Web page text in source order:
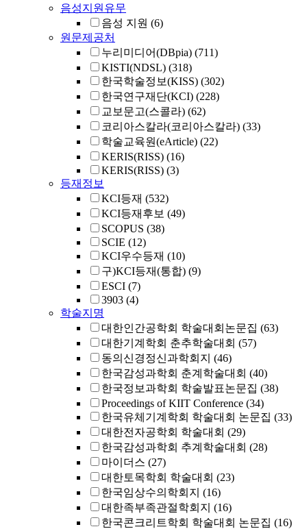
음성지원유무
음성 지원 (6)
원문제공처
누리미디어(DBpia) (711)
KISTI(NDSL) (318)
한국학술정보(KISS) (302)
한국연구재단(KCI) (228)
교보문고(스콜라) (62)
코리아스칼라(코리아스칼라) (33)
학술교육원(eArticle) (22)
KERIS(RISS) (16)
KERIS(RISS) (3)
등재정보
KCI등재 (532)
KCI등재후보 (49)
SCOPUS (38)
SCIE (12)
KCI우수등재 (10)
구)KCI등재(통합) (9)
ESCI (7)
3903 (4)
학술지명
대한인간공학회 학술대회논문집 (63)
대한기계학회 춘추학술대회 (57)
동의신경정신과학회지 (46)
한국감성과학회 춘계학술대회 (40)
한국정보과학회 학술발표논문집 (38)
Proceedings of KIIT Conference (34)
한국유체기계학회 학술대회 논문집 (33)
대한전자공학회 학술대회 (29)
한국감성과학회 추계학술대회 (28)
마이더스 (27)
대한토목학회 학술대회 (23)
한국임상수의학회지 (16)
대한족부족관절학회지 (16)
한국콘크리트학회 학술대회 논문집 (16)